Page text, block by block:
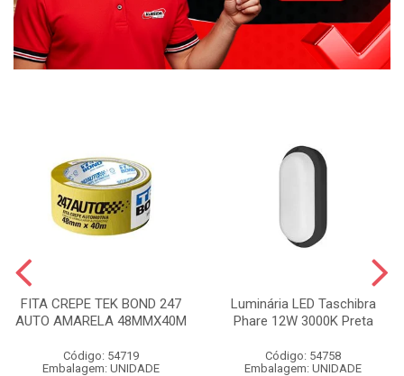
FITA CREPE TEK BOND 247
AUTO AMARELA 48MMX40M
Código: 54719
Embalagem: UNIDADE
Luminária LED Taschibra
Phare 12W 3000K Preta
Código: 54758
Embalagem: UNIDADE